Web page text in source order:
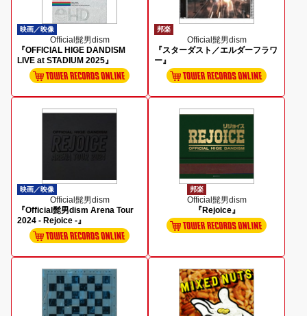
映画／映像
Official髭男dism
『OFFICIAL HIGE DANDISM
LIVE at STADIUM 2025』
邦楽
Official髭男dism
『スターダスト／エルダーフラワ
ー』
映画／映像
Official髭男dism
『Official髭男dism Arena Tour
2024 - Rejoice -』
邦楽
Official髭男dism
『Rejoice』